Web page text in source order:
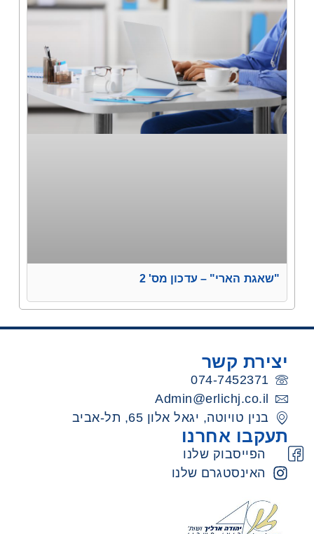
"שאגת הארי" – עדכון מס' 2
יצירת קשר
074-7452371
Admin@erlichj.co.il
בנין טויוטה, יגאל אלון 65, תל-אביב
תעקבו אחרנו
הפייסבוק שלנו
האינסטגרם שלנו